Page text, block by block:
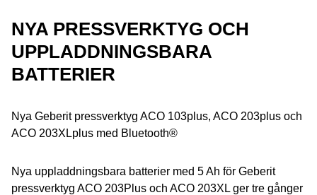
NYA PRESSVERKTYG OCH
UPPLADDNINGSBARA
BATTERIER
Nya Geberit pressverktyg ACO 103plus, ACO 203plus och
ACO 203XLplus med Bluetooth®
Nya uppladdningsbara batterier med 5 Ah för Geberit
pressverktyg ACO 203Plus och ACO 203XL ger tre gånger